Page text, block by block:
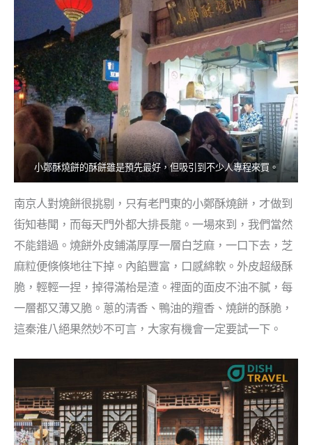
小鄭酥燒餅的酥餅雖是預先最好，但吸引到不少人專程來買。
南京人對燒餅很挑剔，只有老門東的小鄭酥燒餅，才做到
街知巷聞，而每天門外都大排長龍。一場來到，我們當然
不能錯過。燒餅外皮鋪滿厚厚一層白芝麻，一口下去，芝
麻粒便倏倏地往下掉。內餡豐富，口感綿軟。外皮超級酥
脆，輕輕一捏，掉得滿枱是渣。裡面的面皮不油不膩，每
一層都又薄又脆。蔥的清香、鴨油的羶香、燒餅的酥脆，
這秦淮八絕果然妙不可言，大家有機會一定要試一下。